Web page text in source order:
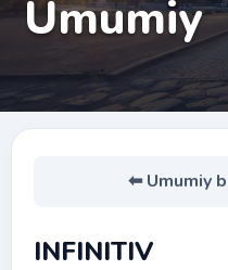
Umumiy
⬅ Umumiy
INFINITIV